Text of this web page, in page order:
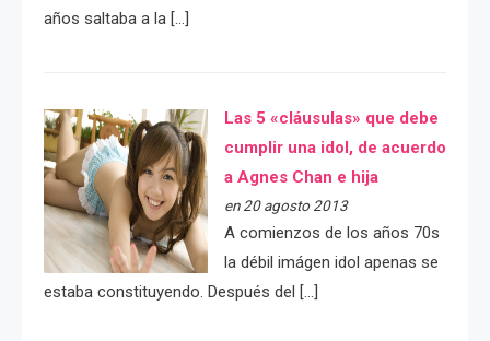
años saltaba a la […]
Las 5 «cláusulas» que debe
cumplir una idol, de acuerdo
a Agnes Chan e hija
en 20 agosto 2013
A comienzos de los años 70s
la débil imágen idol apenas se
estaba constituyendo. Después del […]